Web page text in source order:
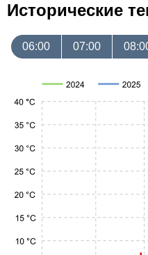
Исторические
06:00 07:00